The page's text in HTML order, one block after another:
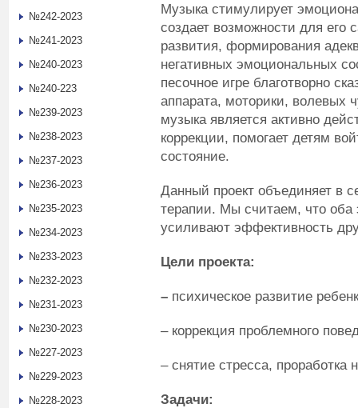
Музыка стимулирует
создает возможности для его
развития, формирования
негативных эмоциональных
песочное игре благотворно
аппарата, моторики, волевых
музыка является активно
коррекции, помогает детям
состояние.
Данный проект объединяет в
терапии. Мы считаем, что оба
усиливают эффективность
Цели проекта:
– психическое развитие
– коррекция проблемного
– снятие стресса, проработка
Задачи:
№242-2023
№241-2023
№240-2023
№240-223
№239-2023
№238-2023
№237-2023
№236-2023
№235-2023
№234-2023
№233-2023
№232-2023
№231-2023
№230-2023
№227-2023
№229-2023
№228-2023